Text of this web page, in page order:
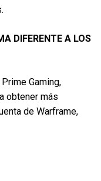
DIFERENTE A LOS
Gaming,
obtener más
de Warframe,